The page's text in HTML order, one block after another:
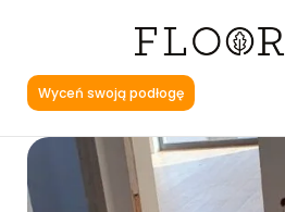
Wyceń swoją podłogę